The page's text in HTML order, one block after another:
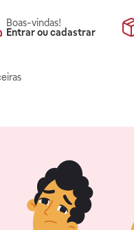
Boas-vindas!
Entrar ou cadastrar